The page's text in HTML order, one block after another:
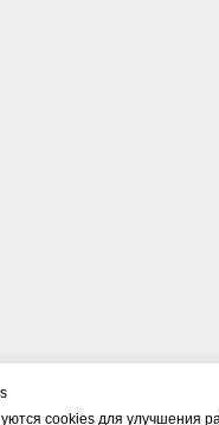
cookies для улучшения